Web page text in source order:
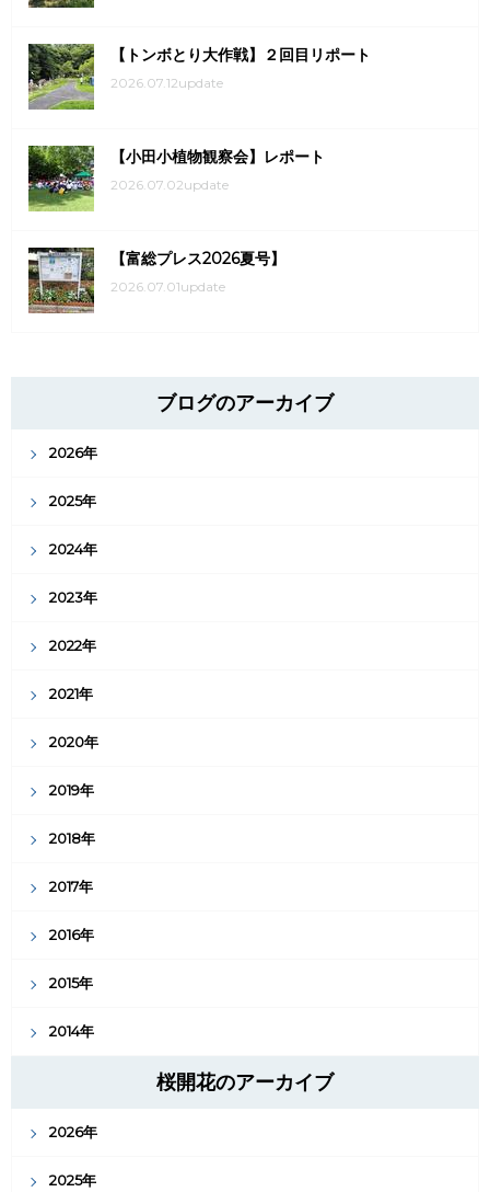
【トンボとり大作戦】２回目リポート
2026.07.12update
【小田小植物観察会】レポート
2026.07.02update
【富総プレス2026夏号】
2026.07.01update
ブログのアーカイブ
2026年
2025年
2024年
2023年
2022年
2021年
2020年
2019年
2018年
2017年
2016年
2015年
2014年
桜開花のアーカイブ
2026年
2025年